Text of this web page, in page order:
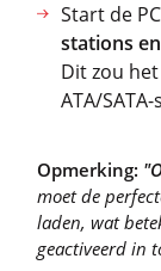
Start de
stations
Dit zou
ATA/
Opmerking:
moet de
laden, wat
geactiveerd in